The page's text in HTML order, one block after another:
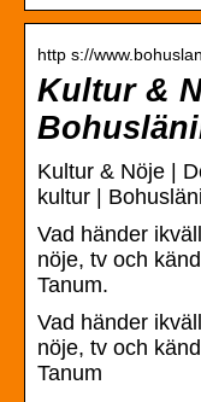
http s://
Kultur &
Kultur & Nöje |
kultur |
Vad händer
nöje, tv och
Tanum.
Vad händer
nöje, tv och
Tanum